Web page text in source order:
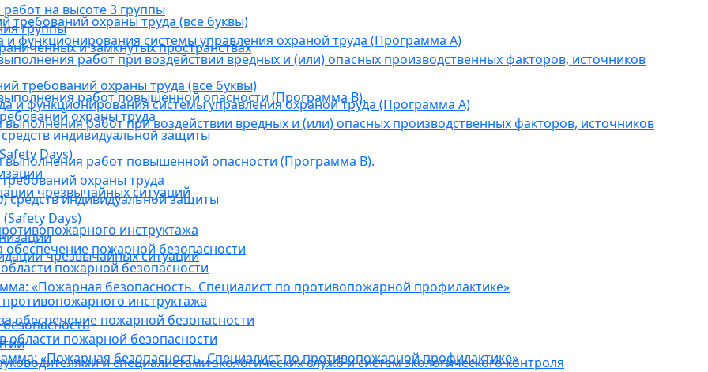
требований охраны труда (все буквы)
функционирования системы управления охраной труда (Программа А)
работ при воздействии вредных и (или) опасных производственных факторов, источников
работ повышенной опасности (Программа В).
охраны труда
индивидуальной защиты
Days)
чрезвычайных ситуаций
инструктажа
пожарной безопасности
пожарной безопасности
«Пожарная безопасность. Специалист по противопожарной профилактике»
и специалистами экологических служб и систем экологического контроля
на высоте 3 группы
группы
и замкнутых пространствах
требований охраны труда (все буквы)
и функционирования системы управления охраной труда (Программа А)
работ при воздействии вредных и (или) опасных производственных факторов, источников
работ повышенной опасности (Программа В).
охраны труда
индивидуальной защиты
Days)
чрезвычайных ситуаций
инструктажа
обеспечение пожарной безопасности
пожарной безопасности
«Пожарная безопасность. Специалист по противопожарной профилактике»